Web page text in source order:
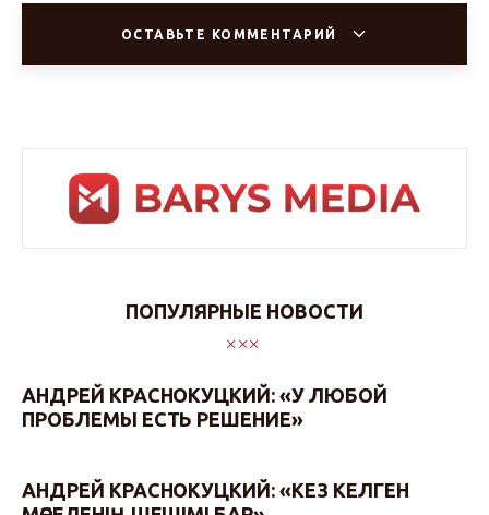
ОСТАВЬТЕ КОММЕНТАРИЙ
ПОПУЛЯРНЫЕ НОВОСТИ
АНДРЕЙ КРАСНОКУЦКИЙ: «У ЛЮБОЙ
ПРОБЛЕМЫ ЕСТЬ РЕШЕНИЕ»
АНДРЕЙ КРАСНОКУЦКИЙ: «КЕЗ КЕЛГЕН